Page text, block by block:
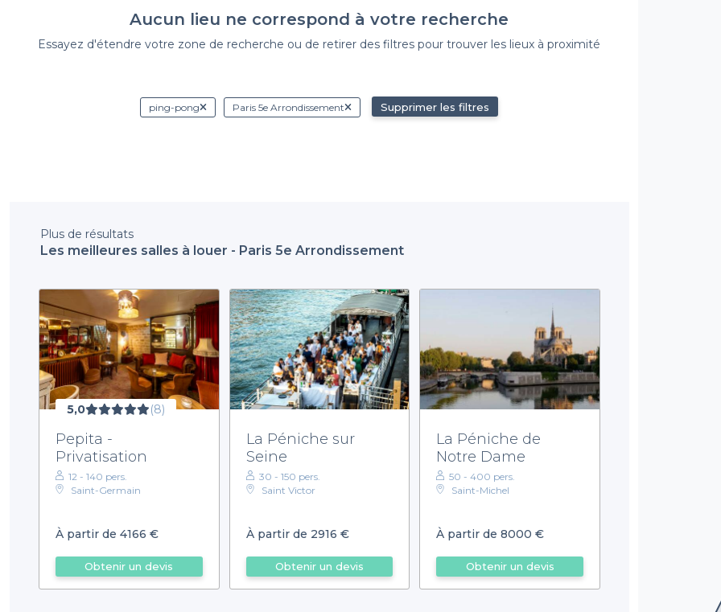
N'hésitez plus et lancez-vous dans l'organisation de votre événement autour du ping-pong ! Que ce soit pour un
qu'il vous faut dans le 5e arrondissement. Avec la Seine en toile de fond et les ruelles charmantes qui font la beauté
votre disposition. Faites de votre événement une réussite grâce à
Aucun lieu ne correspond à votre recherche
Essayez d'étendre votre zone de recherche ou de retirer des filtres pour trouver les lieux à proximité
ping-pong Paris 5e Arrondissement Supprimer les filtres
Plus de résultats
Les meilleures salles à louer - Paris 5e Arrondissement
5,0 (8)
Pepita -
Privatisation
12 - 140 pers.
Saint-Germain
À partir de 4166 €
Obtenir un devis
La Péniche sur
Seine
30 - 150 pers.
Saint Victor
À partir de 2916 €
Obtenir un devis
La Péniche de
Notre Dame
50 - 400 pers.
Saint-Michel
À partir de 8000 €
Obtenir un devis